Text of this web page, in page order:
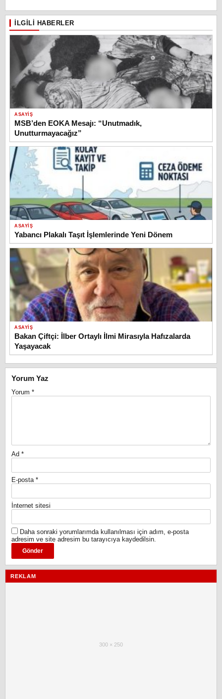
İLGILI HABERLER
ASAYIŞ
MSB’den EOKA Mesajı: “Unutmadık,
Unutturmayacağız”
ASAYIŞ
Yabancı Plakalı Taşıt İşlemlerinde Yeni Dönem
ASAYIŞ
Bakan Çiftçi: İlber Ortaylı İlmi Mirasıyla Hafızalarda
Yaşayacak
Yorum Yaz
Yorum *
Ad *
E-posta *
İnternet sitesi
Daha sonraki yorumlarımda kullanılması için adım, e-posta
adresim ve site adresim bu tarayıcıya kaydedilsin.
REKLAM
300 × 250